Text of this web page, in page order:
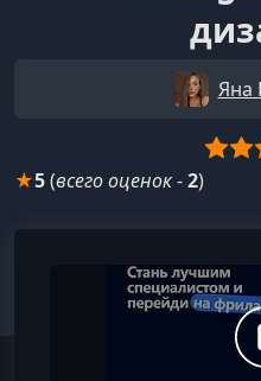
Яна
★5(всего оценок-2)